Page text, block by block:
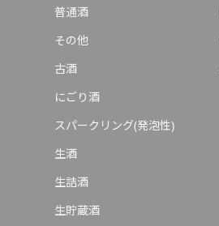
普通酒
その他
古酒
にごり酒
スパークリング(発泡性)
生酒
生詰酒
生貯蔵酒